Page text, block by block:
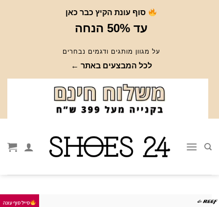
סוף עונת הקיץ כבר כאן
עד 50% הנחה
על מגוון מותגים ודגמים נבחרים
לכל המבצעים באתר ←
סייל סוף עונה